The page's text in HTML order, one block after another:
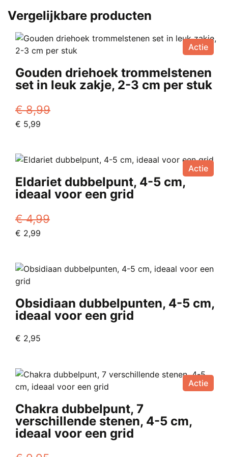
Vergelijkbare producten
Actie
Gouden driehoek trommelstenen
set in leuk zakje, 2-3 cm per stuk
€8,99
Oorspronkelijke
€ 8,99.
€ 5,99
€ 5,99.
Actie
Eldariet dubbelpunt, 4-5 cm,
ideaal voor een grid
€4,99
Oorspronkelijke
€ 4,99.
€ 2,99
€ 2,99.
Obsidiaan dubbelpunten, 4-5 cm,
ideaal voor een grid
€ 2,95
Actie
Chakra dubbelpunt, 7
verschillende stenen, 4-5 cm,
ideaal voor een grid